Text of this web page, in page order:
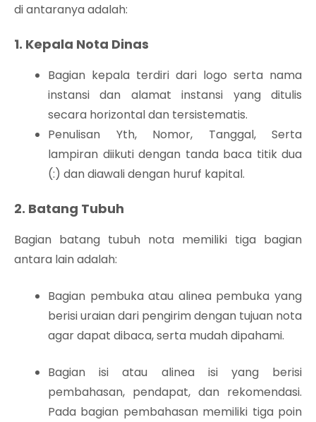
di antaranya adalah:
1. Kepala Nota Dinas
Bagian kepala terdiri dari logo serta nama
instansi dan alamat instansi yang ditulis
secara horizontal dan tersistematis.
Penulisan Yth, Nomor, Tanggal, Serta
lampiran diikuti dengan tanda baca titik dua
(:) dan diawali dengan huruf kapital.
2. Batang Tubuh
Bagian batang tubuh nota memiliki tiga bagian
antara lain adalah:
Bagian pembuka atau alinea pembuka yang
berisi uraian dari pengirim dengan tujuan nota
agar dapat dibaca, serta mudah dipahami.
Bagian isi atau alinea isi yang berisi
pembahasan, pendapat, dan rekomendasi.
Pada bagian pembahasan memiliki tiga poin